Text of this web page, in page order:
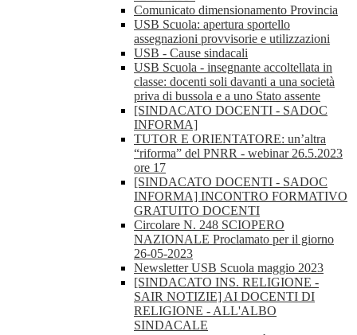
Comunicato dimensionamento Provincia
USB Scuola: apertura sportello
assegnazioni provvisorie e utilizzazioni
USB - Cause sindacali
USB Scuola - insegnante accoltellata in
classe: docenti soli davanti a una società
priva di bussola e a uno Stato assente
[SINDACATO DOCENTI - SADOC
INFORMA]
TUTOR E ORIENTATORE: un’altra
“riforma” del PNRR - webinar 26.5.2023
ore 17
[SINDACATO DOCENTI - SADOC
INFORMA] INCONTRO FORMATIVO
GRATUITO DOCENTI
Circolare N. 248 SCIOPERO
NAZIONALE Proclamato per il giorno
26-05-2023
Newsletter USB Scuola maggio 2023
[SINDACATO INS. RELIGIONE -
SAIR NOTIZIE] AI DOCENTI DI
RELIGIONE - ALL'ALBO
SINDACALE